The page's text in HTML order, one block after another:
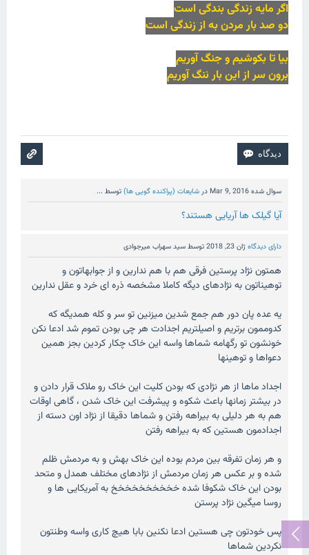
اگر مایه زندگی بندگی است
دو صد بار مردن به از زندگی است
بیا تا بکوشیم و جنگ آوریم
برون سر از این بار ننگ آوریم
سوال شدهMar 9, 2016درشایعات (پراکنده گویی ها)توسط ...
آیا گیلک ها آریایی هستند؟
دارای دیدگاهژان 23, 2018 توسطسید سهراب میرجوادی
همتون نژاد پرستین فرقی هم با هم ندارین و از جوابهاتون و
توهیناتون به نژادهای دیگه کاملا مشخصه ذره ای خرد و عقل ندارین
یه عده پان دور هم جمع شدین میزنین تو سر و کله همدیگه که
کدوممون برتریم و اصیلتریم اجدادت هر چی بودن تموم شد ادعا نکن
خونشون تو رگهامه شماها واسه این خاک چکار کردین بجز همین
دعواها و توهینها
اجداد ماها از هر نژادی که بودن کلیت این خاک رو ملاک قرار دادن و
در بیشتر زمانها باعث شکوه و پیشرفت این خاک شدن ، گاهی اوقات
هم به هر دلیلی به بیراهه رفتن و شماها دقیقا از نژاد اون دسته از
اجدادمون هستین که به بیراهه رفتن
و هر زمان تفرقه بین مردم بوده این خاک بهش و به مردمش ظلم
شده و بر عکس هر زمان مردمش از نژادهای مختلف همدل و متحد
بودن این خاک شکوفا شده خخخخخخخخخخ به آمریکایی ها و
روسا میگین نژاد پرستن
پس خودتون چی هستین ادعا نکنین بابا هیچ کاری واسه وطنتون
نکردین شماها